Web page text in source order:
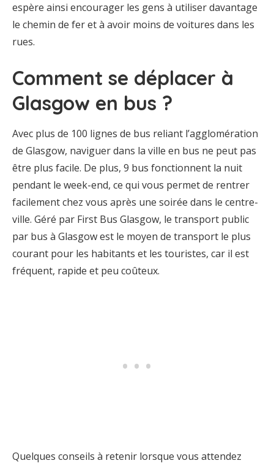
espère ainsi encourager les gens à utiliser davantage
le chemin de fer et à avoir moins de voitures dans les
rues.
Comment se déplacer à
Glasgow en bus ?
Avec plus de 100 lignes de bus reliant l’agglomération
de Glasgow, naviguer dans la ville en bus ne peut pas
être plus facile. De plus, 9 bus fonctionnent la nuit
pendant le week-end, ce qui vous permet de rentrer
facilement chez vous après une soirée dans le centre-
ville. Géré par First Bus Glasgow, le transport public
par bus à Glasgow est le moyen de transport le plus
courant pour les habitants et les touristes, car il est
fréquent, rapide et peu coûteux.
Quelques conseils à retenir lorsque vous attendez